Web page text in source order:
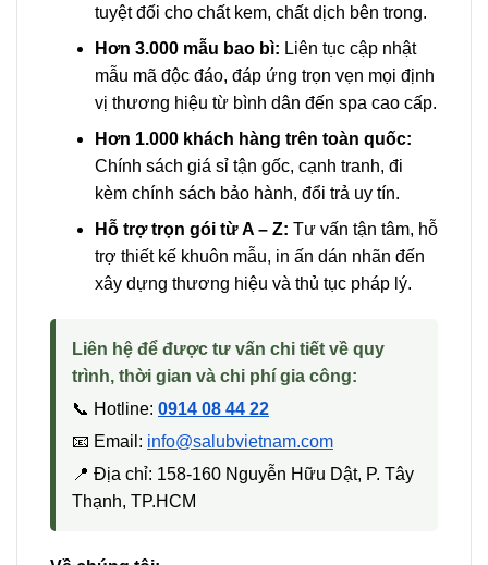
tuyệt đối cho chất kem, chất dịch bên trong.
Hơn 3.000 mẫu bao bì: Liên tục cập nhật
mẫu mã độc đáo, đáp ứng trọn vẹn mọi định
vị thương hiệu từ bình dân đến spa cao cấp.
Hơn 1.000 khách hàng trên toàn quốc:
Chính sách giá sỉ tận gốc, cạnh tranh, đi
kèm chính sách bảo hành, đổi trả uy tín.
Hỗ trợ trọn gói từ A – Z: Tư vấn tận tâm, hỗ
trợ thiết kế khuôn mẫu, in ấn dán nhãn đến
xây dựng thương hiệu và thủ tục pháp lý.
Liên hệ để được tư vấn chi tiết về quy
trình, thời gian và chi phí gia công:
📞 Hotline: 0914 08 44 22
📧 Email: info@salubvietnam.com
📍 Địa chỉ: 158-160 Nguyễn Hữu Dật, P. Tây
Thạnh, TP.HCM